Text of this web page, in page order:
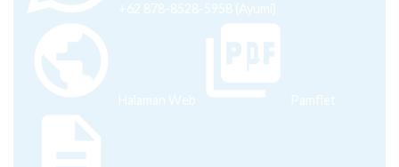
+62 878-8528-5958 (Ayumi)
Halaman Web Pamflet